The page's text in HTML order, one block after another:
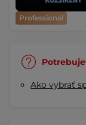
Professional
Ako vybrať